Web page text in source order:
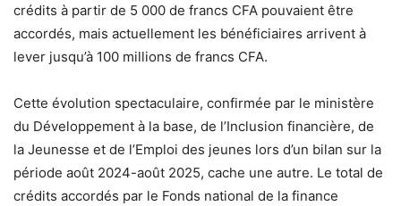
crédits à partir de 5 000 de francs CFA pouvaient être
accordés, mais actuellement les bénéficiaires arrivent à
lever jusqu’à 100 millions de francs CFA.
Cette évolution spectaculaire, confirmée par le ministère
du Développement à la base, de l’Inclusion financière, de
la Jeunesse et de l’Emploi des jeunes lors d’un bilan sur la
période août 2024-août 2025, cache une autre. Le total de
crédits accordés par le Fonds national de la finance